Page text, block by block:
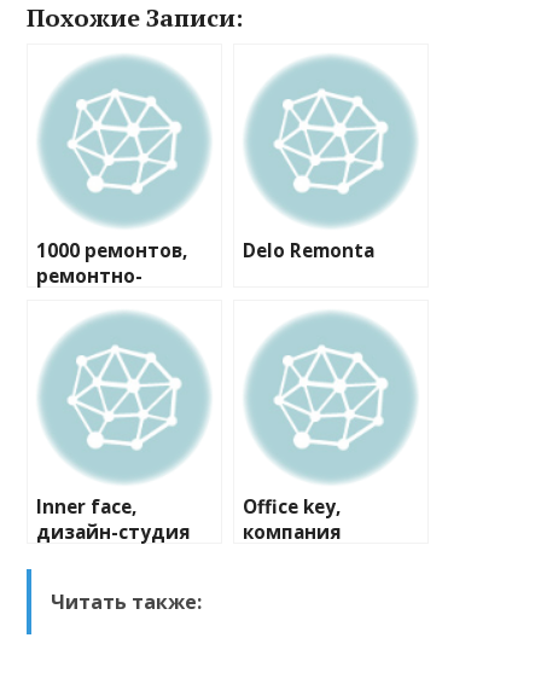
Похожие Записи:
1000 ремонтов,
ремонтно-
компания
Delo Remonta
Inner face,
дизайн-студия
Office key,
компания
Читать также: